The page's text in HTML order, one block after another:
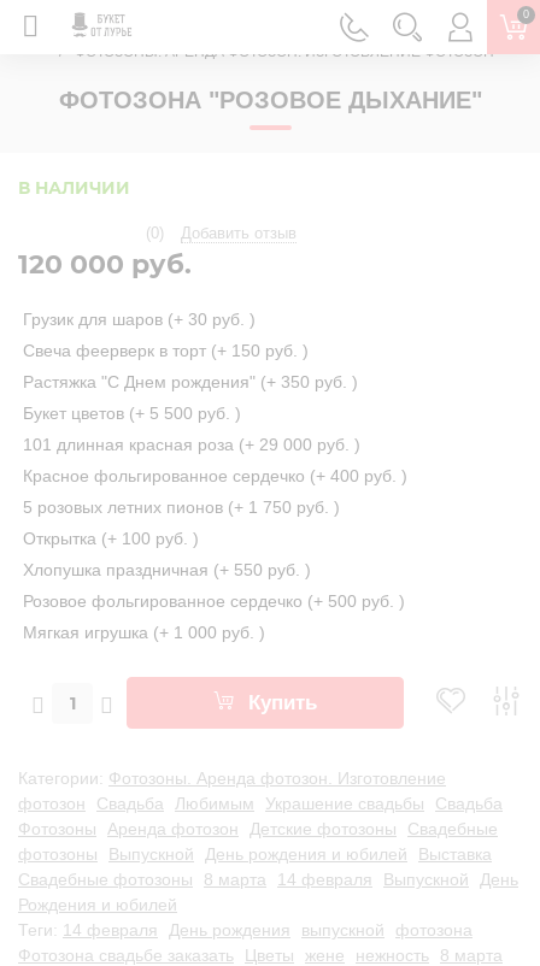
0
ФОТОЗОНЫ. АРЕНДА ФОТОЗОН. ИЗГОТОВЛЕНИЕ ФОТОЗОН
ФОТОЗОНА "РОЗОВОЕ ДЫХАНИЕ"
В НАЛИЧИИ
(0) Добавить отзыв
120 000 руб.
Грузик для шаров (+ 30 руб. )
Свеча феерверк в торт (+ 150 руб. )
Растяжка "С Днем рождения" (+ 350 руб. )
Букет цветов (+ 5 500 руб. )
101 длинная красная роза (+ 29 000 руб. )
Красное фольгированное сердечко (+ 400 руб. )
5 розовых летних пионов (+ 1 750 руб. )
Открытка (+ 100 руб. )
Хлопушка праздничная (+ 550 руб. )
Розовое фольгированное сердечко (+ 500 руб. )
Мягкая игрушка (+ 1 000 руб. )
Купить
Категории: Фотозоны. Аренда фотозон. Изготовление
фотозон
Свадьба Любимым Украшение свадьбы
Свадьба
Фотозоны
Аренда фотозон Детские фотозоны
Свадебные
фотозоны
Выпускной День рождения и юбилей
Выставка
Свадебные фотозоны
8 марта 14 февраля Выпускной
День
Рождения и юбилей
Теги: 14 февраля День рождения выпускной
фотозона
Фотозона свадьбе заказать
Цветы жене нежность 8 марта